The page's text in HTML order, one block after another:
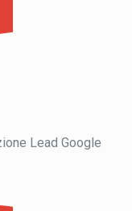
Lead Google